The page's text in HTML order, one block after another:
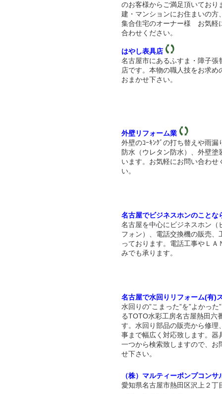
のお客様からご満足頂いており
建・マンションにお住まいの方
集合住宅のオーナー様 お気軽
合わせください。
はやし表具店
名古屋市にあるふすま・障子張
店です。本物の職人技をお求め
おまかせ下さい。
外壁リフォーム業
外壁のｺｰｷﾝｸﾞの打ち替えや雨漏
防水（ウレタン防水）、外壁塗
います。お気軽にお問い合わせ
い。
名古屋でビジネスホンのことな
名古屋を中心にビジネスホン（
フォン）、電話交換機の販売、
っております。電話工事やＬＡ
みでも承ります。
名古屋で水回りリフォーム(有)
水回りの”こまった”を”よかった
るTOTO水彩工房名古屋熱田六
す。水回り部品の販売から修理
事まで幅広く対応致します。器
一つから検索致しますので、お
せ下さい。
（株）マルティーポンプコンサ
愛知県名古屋市熱田区沢上２丁